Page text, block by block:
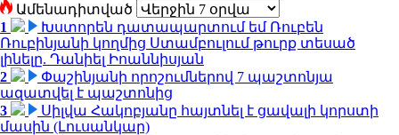
Ամենադիտված
1
Խստորեն դատապարտում եմ Ռուբեն
Ռուբինյանի կողմից Ստամբուլում թուրք տեսած
լինելը. Դանիել Իոաննիսյան
2
Փաշինյանի որոշումներով 7 պաշտոնյա
ազատվել է պաշտոնից
3
Սիլվա Հակոբյանը հայտնել է ցավալի կորստի
մասին (Լուսանկար)